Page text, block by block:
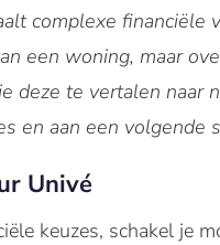
complexe financiële
een woning, maar
deze te vertalen naar
en aan een volgende
Univé
keuzes, schakel je